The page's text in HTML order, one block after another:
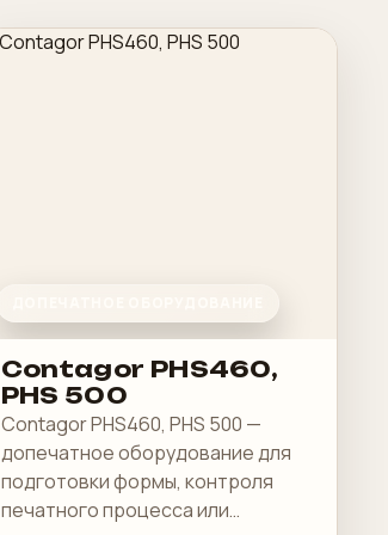
Contagor PHS460,
PHS 500
Contagor PHS460, PHS 500 —
допечатное оборудование для
подготовки формы, контроля
печатного процесса или